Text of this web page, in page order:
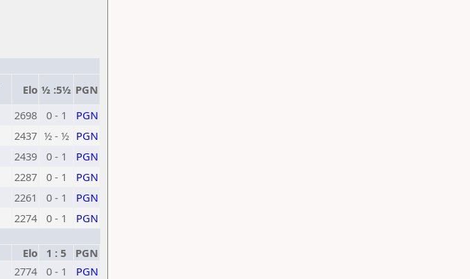
Elo ½ :5½ PGN
2698 0 - 1
PGN
2437 ½ - ½ PGN
2439 0 - 1
PGN
2287 0 - 1
PGN
2261 0 - 1
PGN
2274 0 - 1
PGN
Elo 1 : 5
PGN
2774 0 - 1
PGN